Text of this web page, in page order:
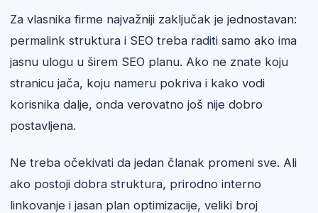
Za vlasnika firme najvažniji zaključak je jednostavan:
permalink struktura i SEO treba raditi samo ako ima
jasnu ulogu u širem SEO planu. Ako ne znate koju
stranicu jača, koju nameru pokriva i kako vodi
korisnika dalje, onda verovatno još nije dobro
postavljena.
Ne treba očekivati da jedan članak promeni sve. Ali
ako postoji dobra struktura, prirodno interno
linkovanje i jasan plan optimizacije, veliki broj